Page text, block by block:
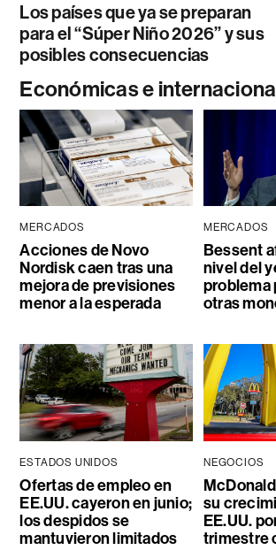
Los países que ya se preparan
para el “Súper Niño 2026” y sus
posibles consecuencias
Económicas e
MERCADOS
Acciones de Novo
Nordisk caen tras una
mejora de previsiones
menor a la esperada
MERCADOS
Bessent
nivel del
problema
otras
ESTADOS UNIDOS
Ofertas de empleo en
EE.UU. cayeron en junio;
los despidos se
mantuvieron limitados
NEGOCIOS
su
EE.UU.
trimestre